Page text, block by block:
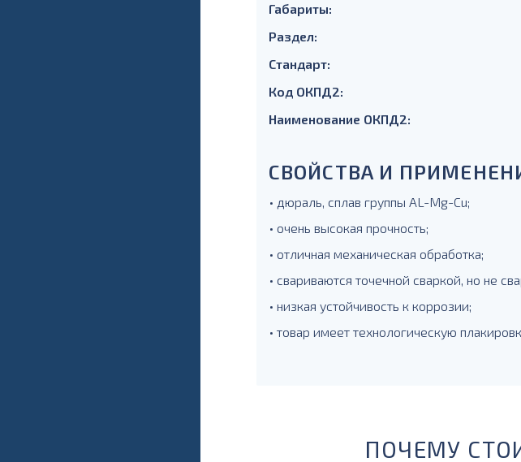
Габариты:
Раздел:
Стандарт:
Код ОКПД2:
Наименование ОКПД2:
СВОЙСТВА И
• дюраль, сплав группы AL-Mg-Cu;
• очень высокая прочность;
• отличная механическая обработка;
• свариваются точечной сваркой, но не
• низкая устойчивость к коррозии;
• товар имеет технологическую
ПОЧЕМУ